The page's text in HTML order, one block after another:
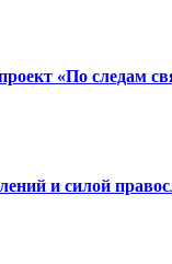
проект «По
и силой